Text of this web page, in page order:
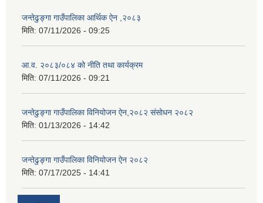
जन्तेढुङ्गा गाउँपालिका आर्थिक ऐन ,२०८३
मिति: 07/11/2026 - 09:25
आ.व. २०८३/०८४ को नीति तथा कार्यक्रम
मिति: 07/11/2026 - 09:21
जन्तेढुङ्गा गाउँपालिका विनियोजन ऐन,२०८२ संसोधन २०८२
मिति: 01/13/2026 - 14:42
जन्तेढुङ्गा गाउँपालिका विनियोजन ऐन २०८२
मिति: 07/17/2025 - 14:41